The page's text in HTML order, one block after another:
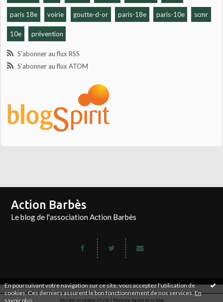
En poursuivant votre navigation sur ce site, vous acceptez l'utilisation de
cookies. Ces derniers assurent le bon fonctionnement de nos services.En
savoir plus
paris 18e voirie goutte-d-or paris-18e paris-10e scmr
10e prévention
S'abonner au flux RSS
S'abonner au flux ATOM
Action Barbès
Le blog de l'association Action Barbès
Déclarer un contenu illicite| Mentions légales de ce blog